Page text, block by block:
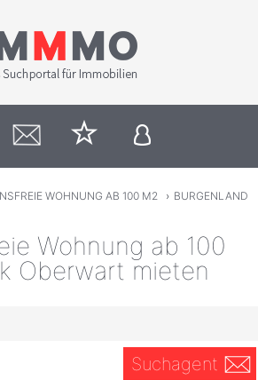
WOHNUNG AB 100 M2 › BURGENLAND
Wohnung ab 100
Oberwart mieten
Suchagent